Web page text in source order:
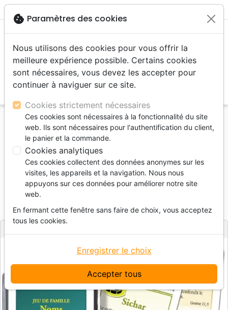
menu
Accueil Divers Cadeaux
Jeux
JEU DE FAMILLE NOMS GEOGRAPHIQUES
BIBLIQUES
JEU DE FAMILLE NOMS
GEOGRAPHIQUES BIBLIQUES
Référence
EditeurEBLC
cookie Paramètres des cookies
Nous utilisons des cookies pour vous offrir la
meilleure expérience possible. Certains cookies
sont nécessaires, vous devez les accepter pour
continuer à naviguer sur ce site.
Cookies strictement nécessaires
Ces cookies sont nécessaires à la fonctionnalité du site
web. Ils sont nécessaires pour l'authentification du client,
le panier et la commande.
Cookies analytiques
Ces cookies collectent des données anonymes sur les
visites, les appareils et la navigation. Nous nous
appuyons sur ces données pour améliorer notre site
web.
En fermant cette fenêtre sans faire de choix, vous acceptez
tous les cookies.
Accepter tous
Enregistrer le choix